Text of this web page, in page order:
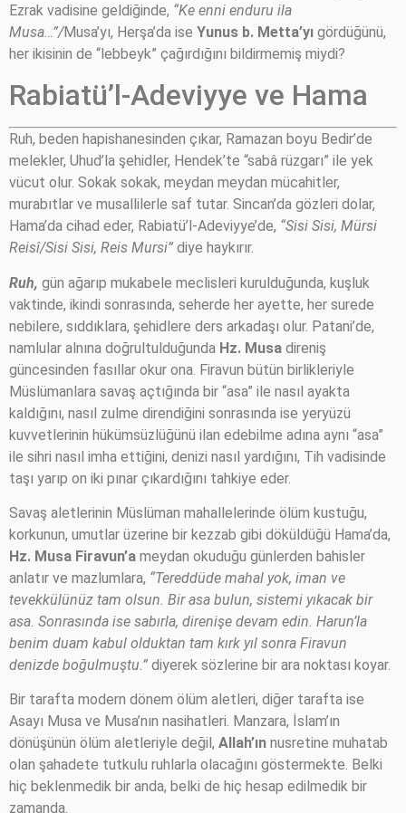
Ezrak vadisine geldiğinde, “Ke enni enduru ila
Musa…”/Musa’yı, Herşa’da ise Yunus b. Metta’yı gördüğünü,
her ikisinin de “lebbeyk” çağırdığını bildirmemiş miydi?
Rabiatü’l-Adeviyye ve Hama
Ruh, beden hapishanesinden çıkar, Ramazan boyu Bedir’de
melekler, Uhud’la şehidler, Hendek’te “sabâ rüzgarı” ile yek
vücut olur. Sokak sokak, meydan meydan mücahitler,
murabıtlar ve musallilerle saf tutar. Sincan’da gözleri dolar,
Hama’da cihad eder, Rabiatü’l-Adeviyye’de, “Sisi Sisi, Mürsi
Reisî/Sisi Sisi, Reis Mursi” diye haykırır.
Ruh, gün ağarıp mukabele meclisleri kurulduğunda, kuşluk
vaktinde, ikindi sonrasında, seherde her ayette, her surede
nebilere, sıddıklara, şehidlere ders arkadaşı olur. Patani’de,
namlular alnına doğrultulduğunda Hz. Musa direniş
güncesinden fasıllar okur ona. Firavun bütün birlikleriyle
Müslümanlara savaş açtığında bir “asa” ile nasıl ayakta
kaldığını, nasıl zulme direndiğini sonrasında ise yeryüzü
kuvvetlerinin hükümsüzlüğünü ilan edebilme adına aynı “asa”
ile sihri nasıl imha ettiğini, denizi nasıl yardığını, Tih vadisinde
taşı yarıp on iki pınar çıkardığını tahkiye eder.
Savaş aletlerinin Müslüman mahallelerinde ölüm kustuğu,
korkunun, umutlar üzerine bir kezzab gibi döküldüğü Hama’da,
Hz. Musa Firavun’a meydan okuduğu günlerden bahisler
anlatır ve mazlumlara, “Tereddüde mahal yok, iman ve
tevekkülünüz tam olsun. Bir asa bulun, sistemi yıkacak bir
asa. Sonrasında ise sabırla, direnişe devam edin. Harun’la
benim duam kabul olduktan tam kırk yıl sonra Firavun
denizde boğulmuştu.” diyerek sözlerine bir ara noktası koyar.
Bir tarafta modern dönem ölüm aletleri, diğer tarafta ise
Asayı Musa ve Musa’nın nasihatleri. Manzara, İslam’ın
dönüşünün ölüm aletleriyle değil, Allah’ın nusretine muhatab
olan şahadete tutkulu ruhlarla olacağını göstermekte. Belki
hiç beklenmedik bir anda, belki de hiç hesap edilmedik bir
zamanda.